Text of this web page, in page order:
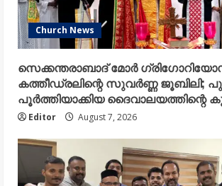
Church News
സെക്കന്തരാബാദ് മോർ
കത്തീഡ്രലിന്റെ സുവർണ്ണ ജൂബിലി;
പൂർത്തിയാക്കിയ ദൈവാലയത്തിന്റെ
Editor August 7, 2026